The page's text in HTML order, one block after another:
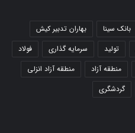
بانک سینا
بهاران تدبیر کیش
تولید سرمایه گذاری
فولاد
منطقه آزاد
منطقه آزاد انزلی
گردشگری